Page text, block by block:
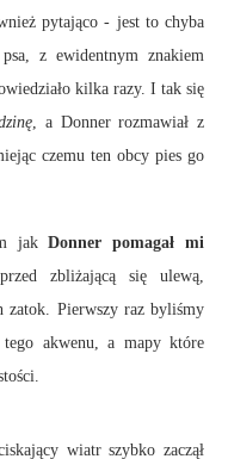
pytająco - jest to chyba
z ewidentnym znakiem
kilka razy. I tak się
, a Donner rozmawiał z
czemu ten obcy pies go
jakDonner pomagał mi
zbliżającą się ulewą,
zatok. Pierwszy raz byliśmy
akwenu, a mapy które
wiatr szybko zaczął